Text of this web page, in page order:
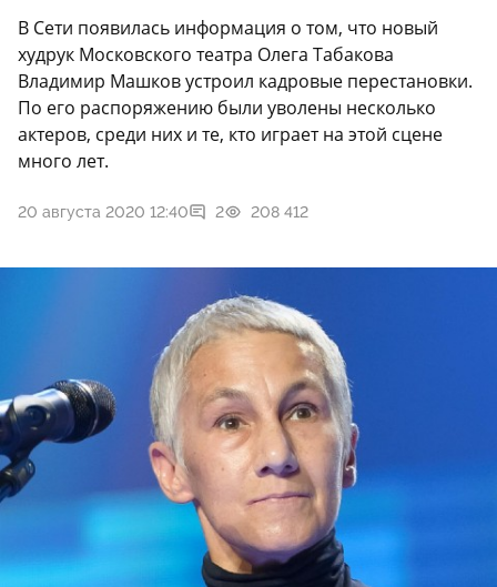
В Сети появилась информация о том, что новый
худрук Московского театра Олега Табакова
Владимир Машков устроил кадровые перестановки.
По его распоряжению были уволены несколько
актеров, среди них и те, кто играет на этой сцене
много лет.
20 августа 2020 12:40 2 208 412